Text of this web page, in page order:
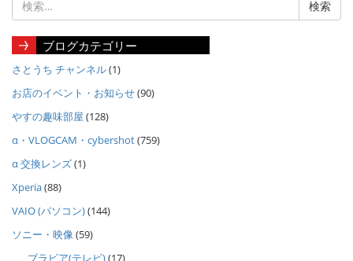
ブログカテゴリー
さとうち チャンネル(1)
お店のイベント・お知らせ(90)
やすの趣味部屋 (128)
α・VLOGCAM・cybershot(759)
α 交換レンズ(1)
Xperia(88)
VAIO (パソコン)(144)
ソニー・映像(59)
ブラビア(テレビ)(17)